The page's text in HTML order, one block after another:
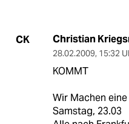
CK Christian
28.02.2009, 15:32
KOMMT
Wir Machen
Samstag, 23.03